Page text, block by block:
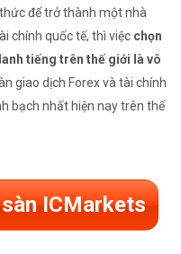
để trở thành một nhà
chính quốc tế, thì việc chọn
tiếng trên thế giới là vô
giao dịch Forex và tài chính
bạch nhất hiện nay trên thế
ICMarkets